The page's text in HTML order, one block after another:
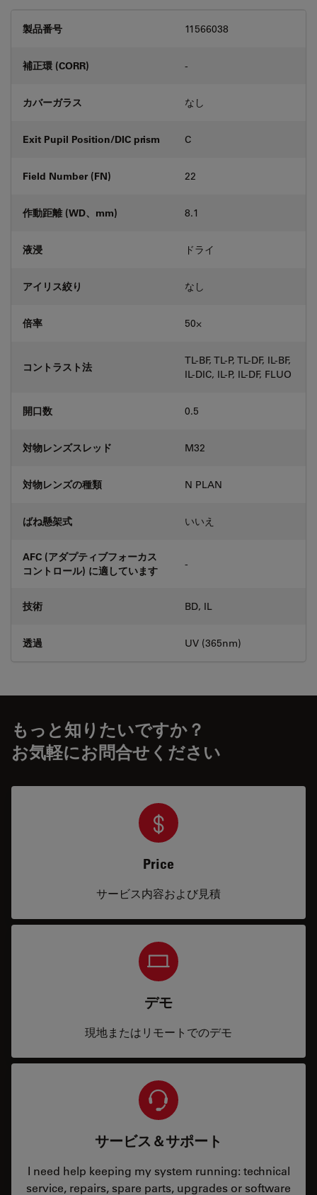
製品番号 11566038
補正環 (CORR) -
カバーガラス なし
Exit Pupil Position/DIC prism C
Field Number (FN) 22
作動距離 (WD、mm) 8.1
液浸 ドライ
アイリス絞り なし
倍率 50⨉
コントラスト法
TL-BF, TL-P, TL-DF, IL-BF,
IL-DIC, IL-P, IL-DF, FLUO
開口数 0.5
対物レンズスレッド M32
対物レンズの種類 N PLAN
ばね懸架式 いいえ
AFC (アダプティブフォーカス
コントロール) に適しています
-
技術 BD, IL
透過 UV (365nm)
もっと知りたいですか？
お気軽にお問合せください
Price
サービス内容および見積
デモ
現地またはリモートでのデモ
サービス＆サポート
I need help keeping my system running: technical
service, repairs, spare parts, upgrades or software